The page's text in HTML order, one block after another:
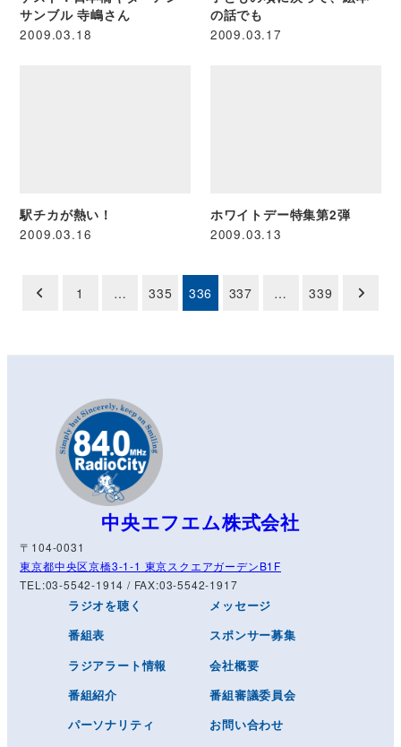
サンブル 寺嶋さん
2009.03.18
の話でも
2009.03.17
駅チカが熱い！
2009.03.16
ホワイトデー特集第2弾
2009.03.13
1 … 335 336 337 … 339
中央エフエム株式会社
〒104-0031
東京都中央区京橋3-1-1 東京スクエアガーデンB1F
TEL:03-5542-1914 / FAX:03-5542-1917
ラジオを聴く
番組表
ラジアラート情報
番組紹介
パーソナリティ
メッセージ
スポンサー募集
会社概要
番組審議委員会
お問い合わせ